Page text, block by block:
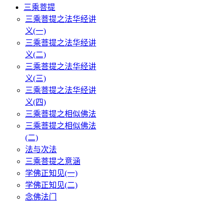
三乘菩提
三乘菩提之法华经讲
义(一)
三乘菩提之法华经讲
义(二)
三乘菩提之法华经讲
义(三)
三乘菩提之法华经讲
义(四)
三乘菩提之相似佛法
三乘菩提之相似佛法
(二)
法与次法
三乘菩提之意涵
学佛正知见(一)
学佛正知见(二)
念佛法门